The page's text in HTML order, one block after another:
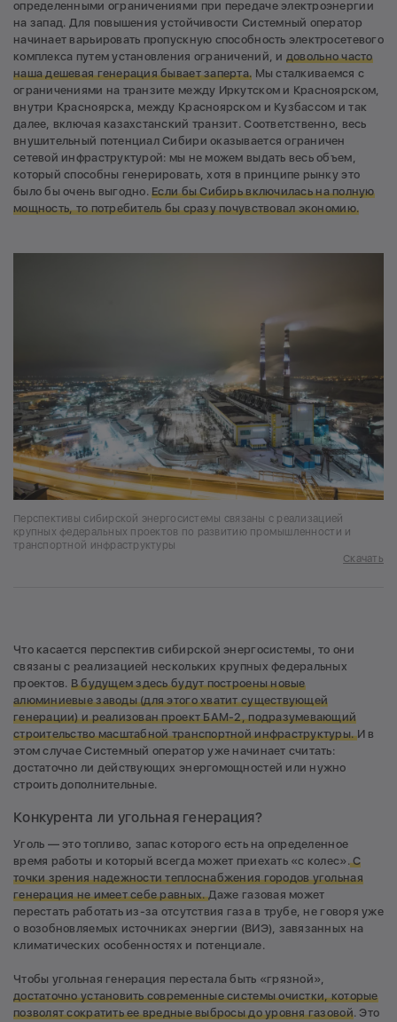
определенными ограничениями при передаче электроэнергии
на запад. Для повышения устойчивости Системный оператор
начинает варьировать пропускную способность электросетевого
комплекса путем установления ограничений, и довольно часто
наша дешевая генерация бывает заперта. Мы сталкиваемся с
ограничениями на транзите между Иркутском и Красноярском,
внутри Красноярска, между Красноярском и Кузбассом и так
далее, включая казахстанский транзит. Соответственно, весь
внушительный потенциал Сибири оказывается ограничен
сетевой инфраструктурой: мы не можем выдать весь объем,
который способны генерировать, хотя в принципе рынку это
было бы очень выгодно.Если бы Сибирь включилась на полную
мощность, то потребитель бы сразу почувствовал экономию.
Перспективы сибирской энергосистемы связаны с реализацией
крупных федеральных проектов по развитию промышленности и
транспортной инфраструктуры
Скачать
Что касается перспектив сибирской энергосистемы, то они
связаны с реализацией нескольких крупных федеральных
проектов. В будущем здесь будут построены новые
алюминиевые заводы (для этого хватит существующей
генерации) и реализован проект БАМ-2, подразумевающий
строительство масштабной транспортной инфраструктуры.И в
этом случае Системный оператор уже начинает считать:
достаточно ли действующих энергомощностей или нужно
строить дополнительные.
Конкурента ли угольная генерация?
Уголь — это топливо, запас которого есть на определенное
время работы и который всегда может приехать «с колес».С
точки зрения надежности теплоснабжения городов угольная
генерация не имеет себе равных.Даже газовая может
перестать работать из-за отсутствия газа в трубе, не говоря уже
о возобновляемых источниках энергии (ВИЭ), завязанных на
климатических особенностях и потенциале.
Чтобы угольная генерация перестала быть «грязной»,
достаточно установить современные системы очистки, которые
позволят сократить ее вредные выбросы до уровня газовой. Это